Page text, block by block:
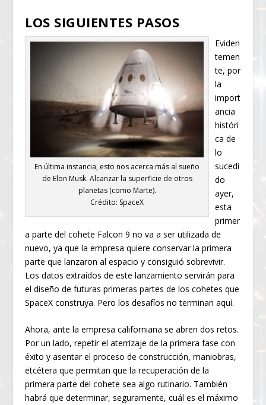
LOS SIGUIENTES PASOS
En última instancia, esto nos acerca más al sueño
de Elon Musk. Alcanzar la superficie de otros
planetas (como Marte).
Crédito: SpaceX
Eviden
temen
te, por
la
import
ancia
históri
ca de
lo
sucedi
do
ayer,
esta
primer
a parte del cohete Falcon 9 no va a ser utilizada de
nuevo, ya que la empresa quiere conservar la primera
parte que lanzaron al espacio y consiguió sobrevivir.
Los datos extraídos de este lanzamiento servirán para
el diseño de futuras primeras partes de los cohetes que
SpaceX construya. Pero los desafíos no terminan aquí.
Ahora, ante la empresa californiana se abren dos retos.
Por un lado, repetir el aterrizaje de la primera fase con
éxito y asentar el proceso de construcción, maniobras,
etcétera que permitan que la recuperación de la
primera parte del cohete sea algo rutinario. También
habrá que determinar, seguramente, cuál es el máximo